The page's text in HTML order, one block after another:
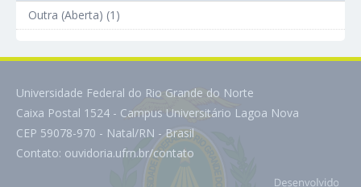
Outra (Aberta) (1)
Universidade Federal do Rio Grande do Norte
Caixa Postal 1524 - Campus Universitário Lagoa Nova
CEP 59078-970 - Natal/RN - Brasil
Contato: ouvidoria.ufrn.br/contato